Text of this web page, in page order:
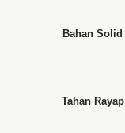
Bahan Solid
Tahan Rayap